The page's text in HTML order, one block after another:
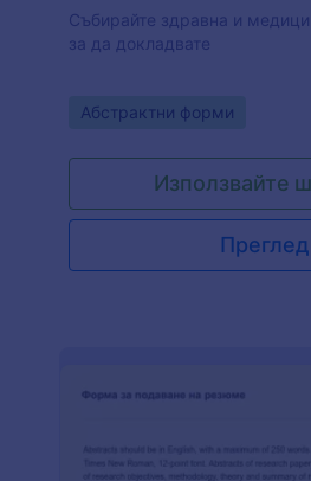
Събирайте здравна и
за да докладвате
Go to Category:
Абстрактни форми
Използвайте
Преглед